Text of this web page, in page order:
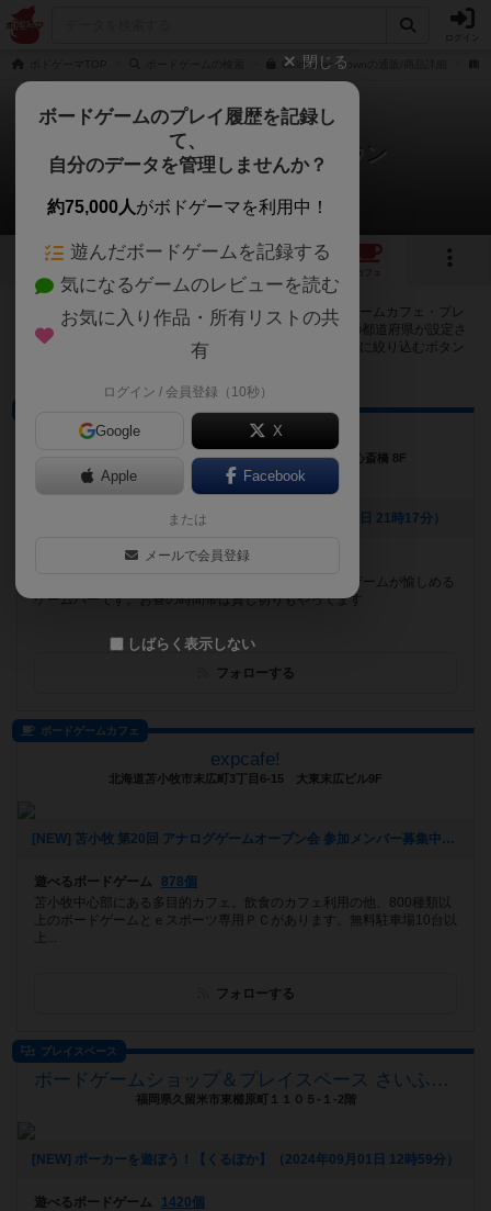
Coldwater Crownの通販/商品詳細
コールドウォータークラウン
15店のカフェ/スペースが提供中
16 1
カフェ
コールドウォータークラウンで遊ぶことができるボードゲームカフェ・プレ
イスペースが15店登録されています。公開プロフィールの都道府県が設定さ
れたアカウントでログインすると、同じ都道府県内の店舗に絞り込むボタン
ボードゲームBARダイス
大阪府大阪市中央区東心斎橋1-6-31 リードプラザ心斎橋 8F
[NEW] 【営業時間外の貸し切り営業】（2025年05月21日 21時17分）
遊べるボードゲーム
610個
大阪の心斎橋駅から徒歩５分！世界のお酒とアナログゲームが愉しめる
ゲームバーです。お昼の時間帯は貸し切りもやってます
フォローする
ボードゲームカフェ
expcafe!
北海道苫小牧市末広町3丁目6-15 大東末広ビル9F
[NEW] 苫小牧 第20回 アナログゲームオープン会 参加メンバー募集中！（2024年09月05日 23時49分）
遊べるボードゲーム
878個
苫小牧中心部にある多目的カフェ。飲食のカフェ利用の他、800種類以
上のボードゲームとｅスポーツ専用ＰＣがあります。無料駐車場10台以
上...
フォローする
プレイスペース
ボードゲームショップ＆プレイスペース さいふる[xi-full]
福岡県久留米市東櫛原町１１０５-１-2階
[NEW] ポーカーを遊ぼう！【くるぽか】（2024年09月01日 12時59分）
遊べるボードゲーム
1420個
閉じる
ボードゲームのプレイ履歴を記録し
て、
自分のデータを管理しませんか？
約75,000人がボドゲーマを利用中！
遊んだボードゲームを記録する
気になるゲームのレビューを読む
お気に入り作品・所有リストの共
有
ログイン / 会員登録（10秒）
Google X
Apple Facebook
または
メールで会員登録
しばらく表示しない